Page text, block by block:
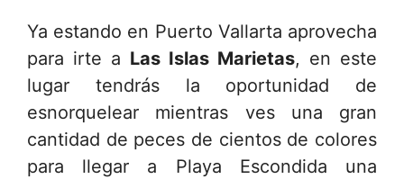
Ya estando en Puerto Vallarta aprovecha
para irte a Las Islas Marietas, en este
lugar tendrás la oportunidad de
esnorquelear mientras ves una gran
cantidad de peces de cientos de colores
para llegar a Playa Escondida una